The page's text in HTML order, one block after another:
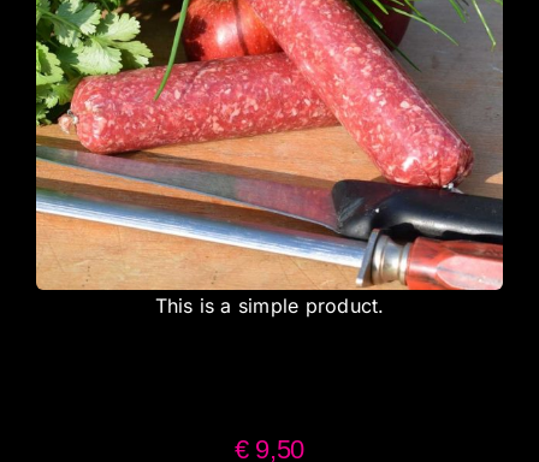
This is a simple product.
€9,50